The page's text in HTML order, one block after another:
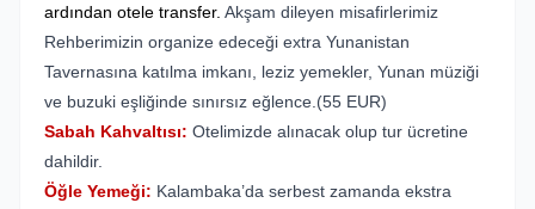
ardından otele transfer. Akşam dileyen misafirlerimiz
Rehberimizin organize edeceği extra Yunanistan
Tavernasına katılma imkanı, leziz yemekler, Yunan müziği
ve buzuki eşliğinde sınırsız eğlence.(55 EUR)
Sabah Kahvaltısı: Otelimizde alınacak olup tur ücretine
dahildir.
Öğle Yemeği: Kalambaka’da serbest zamanda ekstra